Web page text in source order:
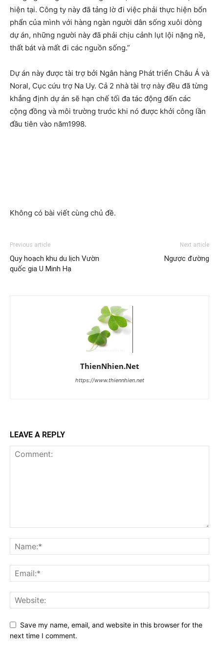
hiện tại. Công ty này đã tảng lờ đi việc phải thực hiện bổn
phẩn của mình với hàng ngàn người dân sống xuôi dòng
dự án, những người này đã phải chịu cảnh lụt lội nặng nề,
thất bát và mất đi các nguồn sống.”
Dự án này được tài trợ bởi Ngân hàng Phát triển Châu Á và
Noral, Cục cứu trợ Na Uy. Cả 2 nhà tài trợ này đều đã từng
khẳng định dự án sẽ hạn chế tối đa tác động đến các
cộng đồng và môi trường trước khi nó được khởi công lần
đầu tiên vào năm1998.
Không có bài viết cùng chủ đề.
Previous article
Quy hoạch khu du lịch Vườn
quốc gia U Minh Hạ
Next article
Ngược đường
ThienNhien.Net
https://www.thiennhien.net
LEAVE A REPLY
Save my name, email, and website in this browser for the
next time I comment.